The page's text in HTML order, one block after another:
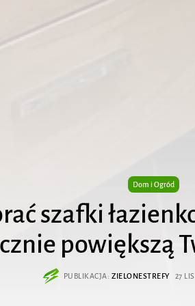
Dom i Ogród
szafki
powiększą
PUBLIKACJA: ZIELONESTREFY 27